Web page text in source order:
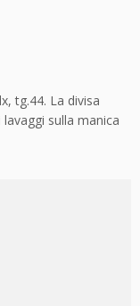
tg.44. La divisa
sulla manica